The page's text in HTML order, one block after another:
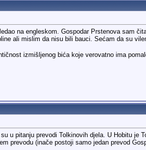
na engleskom. Gospodar Prstenova sam
ali mislim da nisu bili bauci. Sećam da su
izmišljenog bića koje verovatno ima
u pitanju prevodi Tolkinovih djela. U Hobitu je
prevodu (inače postoji samo jedan prevod